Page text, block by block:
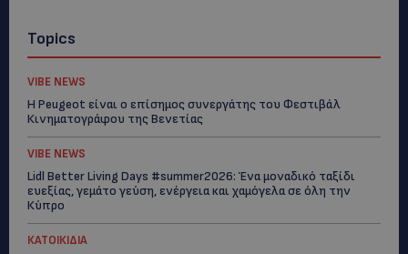
Topics
VIBE NEWS
Η Peugeot είναι ο επίσημος συνεργάτης του Φεστιβάλ
Κινηματογράφου της Βενετίας
VIBE NEWS
Lidl Better Living Days #summer2026: Ένα μοναδικό ταξίδι
ευεξίας, γεμάτο γεύση, ενέργεια και χαμόγελα σε όλη την
Κύπρο
ΚΑΤΟΙΚΙΔΙΑ